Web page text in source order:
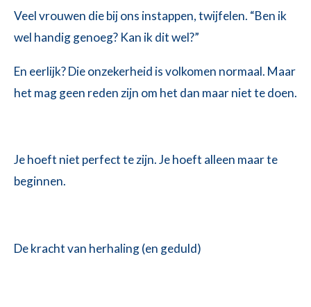
Veel vrouwen die bij ons instappen, twijfelen. “Ben ik
wel handig genoeg? Kan ik dit wel?”
En eerlijk? Die onzekerheid is volkomen normaal. Maar
het mag geen reden zijn om het dan maar niet te doen.
Je hoeft niet perfect te zijn. Je hoeft alleen maar te
beginnen.
De kracht van herhaling (en geduld)